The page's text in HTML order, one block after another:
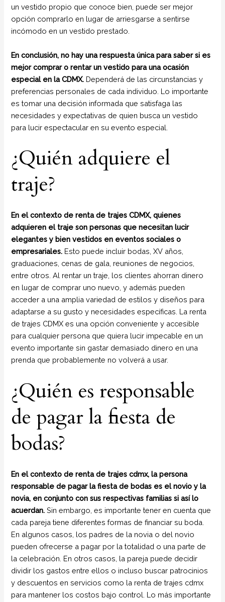
un vestido propio que conoce bien, puede ser mejor
opción comprarlo en lugar de arriesgarse a sentirse
incómodo en un vestido prestado.
En conclusión, no hay una respuesta única para saber si es
mejor comprar o rentar un vestido para una ocasión
especial en la CDMX. Dependerá de las circunstancias y
preferencias personales de cada individuo. Lo importante
es tomar una decisión informada que satisfaga las
necesidades y expectativas de quien busca un vestido
para lucir espectacular en su evento especial.
¿Quién adquiere el
traje?
En el contexto de renta de trajes CDMX, quienes
adquieren el traje son personas que necesitan lucir
elegantes y bien vestidos en eventos sociales o
empresariales. Esto puede incluir bodas, XV años,
graduaciones, cenas de gala, reuniones de negocios,
entre otros. Al rentar un traje, los clientes ahorran dinero
en lugar de comprar uno nuevo, y además pueden
acceder a una amplia variedad de estilos y diseños para
adaptarse a su gusto y necesidades específicas. La renta
de trajes CDMX es una opción conveniente y accesible
para cualquier persona que quiera lucir impecable en un
evento importante sin gastar demasiado dinero en una
prenda que probablemente no volverá a usar.
¿Quién es responsable
de pagar la fiesta de
bodas?
En el contexto de renta de trajes cdmx, la persona
responsable de pagar la fiesta de bodas es el novio y la
novia, en conjunto con sus respectivas familias si así lo
acuerdan. Sin embargo, es importante tener en cuenta que
cada pareja tiene diferentes formas de financiar su boda.
En algunos casos, los padres de la novia o del novio
pueden ofrecerse a pagar por la totalidad o una parte de
la celebración. En otros casos, la pareja puede decidir
dividir los gastos entre ellos o incluso buscar patrocinios
y descuentos en servicios como la renta de trajes cdmx
para mantener los costos bajo control. Lo más importante